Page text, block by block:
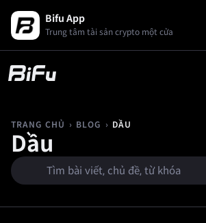
Bifu App
Trung tâm tài sản crypto một cửa
TRANG CHỦ › BLOG › DẦU
Dầu